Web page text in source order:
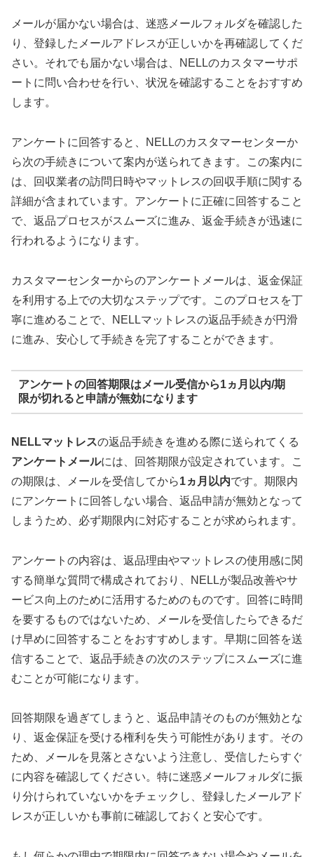
メールが届かない場合は、迷惑メールフォルダを確認した
り、登録したメールアドレスが正しいかを再確認してくだ
さい。それでも届かない場合は、NELLのカスタマーサポ
ートに問い合わせを行い、状況を確認することをおすすめ
します。
アンケートに回答すると、NELLのカスタマーセンターか
ら次の手続きについて案内が送られてきます。この案内に
は、回収業者の訪問日時やマットレスの回収手順に関する
詳細が含まれています。アンケートに正確に回答すること
で、返品プロセスがスムーズに進み、返金手続きが迅速に
行われるようになります。
カスタマーセンターからのアンケートメールは、返金保証
を利用する上での大切なステップです。このプロセスを丁
寧に進めることで、NELLマットレスの返品手続きが円滑
に進み、安心して手続きを完了することができます。
アンケートの回答期限はメール受信から1ヵ月以内/期
限が切れると申請が無効になります
NELLマットレスの返品手続きを進める際に送られてくる
アンケートメールには、回答期限が設定されています。こ
の期限は、メールを受信してから1ヵ月以内です。期限内
にアンケートに回答しない場合、返品申請が無効となって
しまうため、必ず期限内に対応することが求められます。
アンケートの内容は、返品理由やマットレスの使用感に関
する簡単な質問で構成されており、NELLが製品改善やサ
ービス向上のために活用するためのものです。回答に時間
を要するものではないため、メールを受信したらできるだ
け早めに回答することをおすすめします。早期に回答を送
信することで、返品手続きの次のステップにスムーズに進
むことが可能になります。
回答期限を過ぎてしまうと、返品申請そのものが無効とな
り、返金保証を受ける権利を失う可能性があります。その
ため、メールを見落とさないよう注意し、受信したらすぐ
に内容を確認してください。特に迷惑メールフォルダに振
り分けられていないかをチェックし、登録したメールアド
レスが正しいかも事前に確認しておくと安心です。